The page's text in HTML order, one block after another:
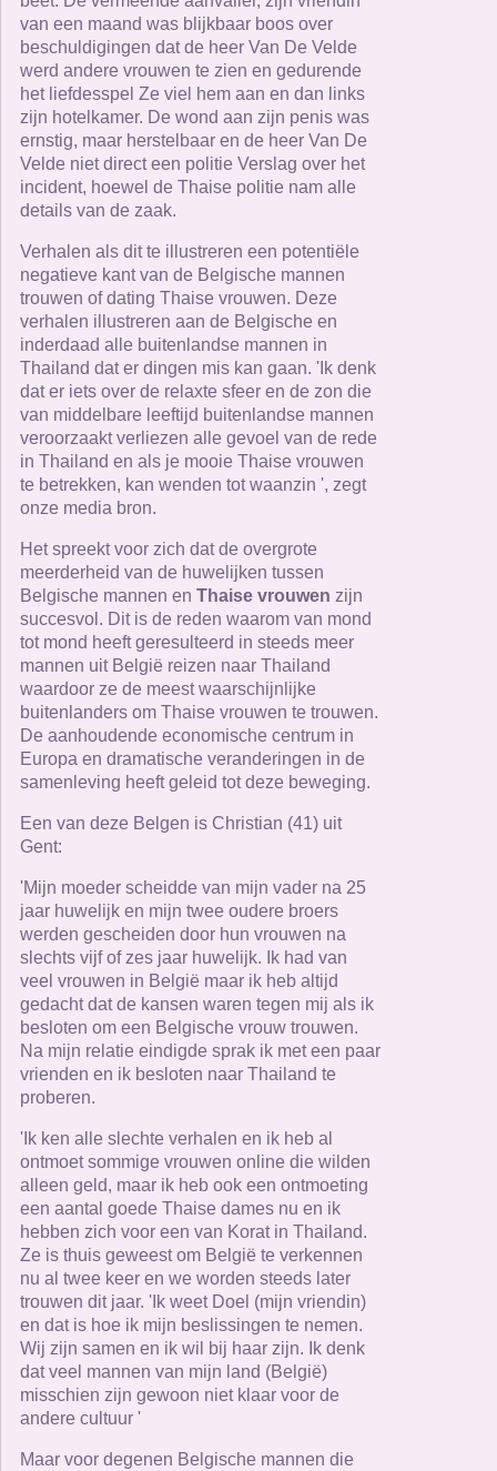
van een maand was blijkbaar boos over
beschuldigingen dat de heer Van De Velde
werd andere vrouwen te zien en gedurende
het liefdesspel Ze viel hem aan en dan links
zijn hotelkamer. De wond aan zijn penis was
ernstig, maar herstelbaar en de heer Van De
Velde niet direct een politie Verslag over het
incident, hoewel de Thaise politie nam alle
details van de zaak.
Verhalen als dit te illustreren een potentiële
negatieve kant van de Belgische mannen
trouwen of dating Thaise vrouwen. Deze
verhalen illustreren aan de Belgische en
inderdaad alle buitenlandse mannen in
Thailand dat er dingen mis kan gaan. 'Ik denk
dat er iets over de relaxte sfeer en de zon die
van middelbare leeftijd buitenlandse mannen
veroorzaakt verliezen alle gevoel van de rede
in Thailand en als je mooie Thaise vrouwen
te betrekken, kan wenden tot waanzin ', zegt
onze media bron.
Het spreekt voor zich dat de overgrote
meerderheid van de huwelijken tussen
Belgische mannen en Thaise vrouwen zijn
succesvol. Dit is de reden waarom van mond
tot mond heeft geresulteerd in steeds meer
mannen uit België reizen naar Thailand
waardoor ze de meest waarschijnlijke
buitenlanders om Thaise vrouwen te trouwen.
De aanhoudende economische centrum in
Europa en dramatische veranderingen in de
samenleving heeft geleid tot deze beweging.
Een van deze Belgen is Christian (41) uit
Gent:
'Mijn moeder scheidde van mijn vader na 25
jaar huwelijk en mijn twee oudere broers
werden gescheiden door hun vrouwen na
slechts vijf of zes jaar huwelijk. Ik had van
veel vrouwen in België maar ik heb altijd
gedacht dat de kansen waren tegen mij als ik
besloten om een ​​Belgische vrouw trouwen.
Na mijn relatie eindigde sprak ik met een paar
vrienden en ik besloten naar Thailand te
proberen.
'Ik ken alle slechte verhalen en ik heb al
ontmoet sommige vrouwen online die wilden
alleen geld, maar ik heb ook een ontmoeting
een aantal goede Thaise dames nu en ik
hebben zich voor een van Korat in Thailand.
Ze is thuis geweest om België te verkennen
nu al twee keer en we worden steeds later
trouwen dit jaar. 'Ik weet Doel (mijn vriendin)
en dat is hoe ik mijn beslissingen te nemen.
Wij zijn samen en ik wil bij haar zijn. Ik denk
dat veel mannen van mijn land (België)
misschien zijn gewoon niet klaar voor de
andere cultuur '
Maar voor degenen Belgische mannen die